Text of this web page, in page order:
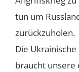
tun um
zurückzuholen.
Die
braucht unsere